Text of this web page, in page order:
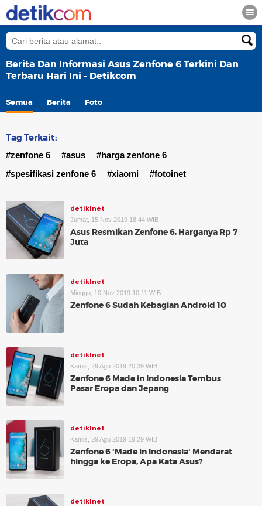
Berita Dan Informasi Asus Zenfone 6 Terkini Dan
Terbaru Hari Ini - Detikcom
Semua Berita Foto
Tag Terkait:
#zenfone 6 #asus
#harga zenfone 6
#spesifikasi zenfone 6
#xiaomi #fotoinet
detikInet
Jumat, 15 Nov 2019 18:44 WIB
Asus Resmikan Zenfone 6, Harganya Rp 7
Juta
detikInet
Minggu, 10 Nov 2019 10:11 WIB
Zenfone 6 Sudah Kebagian Android 10
detikInet
Kamis, 29 Agu 2019 20:39 WIB
Zenfone 6 Made in Indonesia Tembus
Pasar Eropa dan Jepang
detikInet
Kamis, 29 Agu 2019 19:29 WIB
Zenfone 6 'Made in Indonesia' Mendarat
hingga ke Eropa, Apa Kata Asus?
detikInet